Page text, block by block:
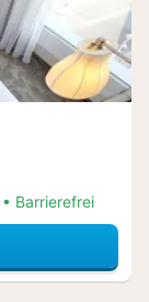
Barrierefrei